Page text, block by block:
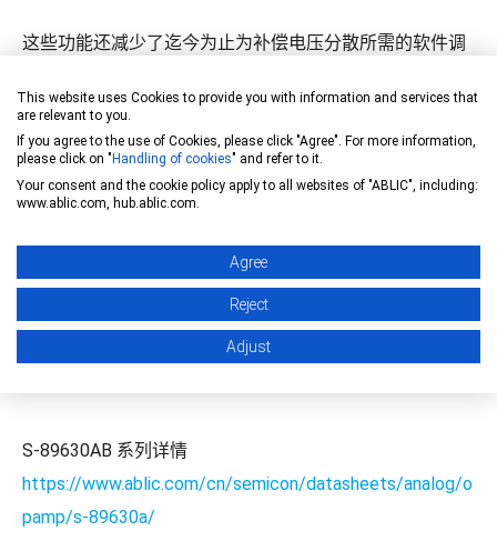
这些功能还减少了迄今为止为补偿电压分散所需的软件调
主要特点
偏移电压的离差约为双极放大器离差的1/100
轨到轨输入和输出运算
应用示例
S-89630AB 系列详情
https://www.ablic.com/cn/semicon/datasheets/analog/o
pamp/s-89630a/
This website uses Cookies to provide you with information and services that
are relevant to you.
If you agree to the use of Cookies, please click "Agree". For more information,
please click on " Handling of cookies" and refer to it.
Your consent and the cookie policy apply to all websites of "ABLIC", including:
www.ablic.com, hub.ablic.com.
Agree
Reject
Adjust